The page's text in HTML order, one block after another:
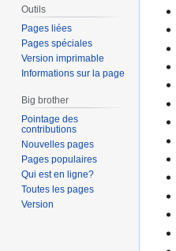
Outils
Pages liées
Pages spéciales
Version imprimable
Informations sur la page
Big brother
Pointage des
contributions
Nouvelles pages
Pages populaires
Qui est en ligne?
Toutes les pages
Version